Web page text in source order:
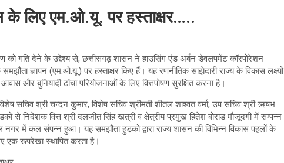
के लिए एम.ओ.यू. पर हस्ताक्षर…..
को गति देने के उद्देश्य से, छत्तीसगढ़ शासन ने हाउसिंग एंड अर्बन डेवलपमेंट कॉरपोरेशन
ज्ञापन (एम.ओ.यू.) पर हस्ताक्षर किए हैं। यह रणनीतिक साझेदारी राज्य के विकास लक्ष्यों
और बुनियादी ढांचा परियोजनाओं के लिए वित्तपोषण सुरक्षित करना है।
सचिव श्री चन्दन कुमार, विशेष सचिव श्रीमती शीतल शाश्वत वर्मा, उप सचिव श्री ऋषभ
से निदेशक वित्त श्री दलजीत सिंह खत्री व क्षेत्रीय प्रमुख हितेश बोराड मौजूदगी में सम्पन्न
में कल संपन्न हुआ। यह समझौता हुडको द्वारा राज्य शासन की विभिन्न विकास पहलों के
एक रूपरेखा स्थापित करता है।